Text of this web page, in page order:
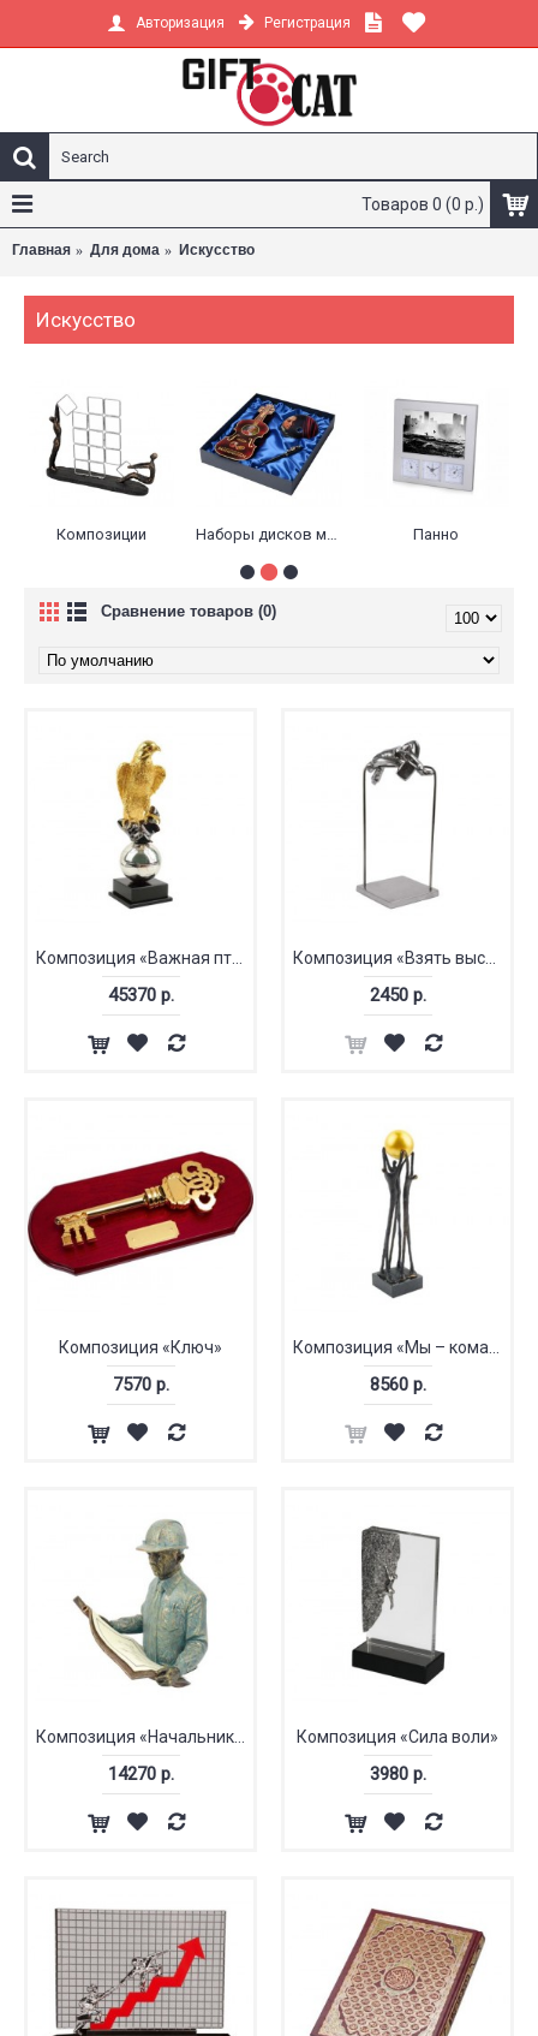
Авторизация Регистрация
Товаров 0 (0 р.)
Главная Для дома Искусство
Искусство
Композиции Наборы дисков музыкальных Панно
Сравнение товаров (0)
Композиция «Важная птица»
45370 р.
Композиция «Взять высоту»
2450 р.
Композиция «Ключ»
7570 р.
Композиция «Мы – команда»
8560 р.
Композиция «Начальник производства»
14270 р.
Композиция «Сила воли»
3980 р.